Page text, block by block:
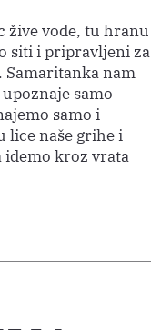
žive vode, tu hranu
siti i pripravljeni za
Samaritanka nam
samo
samo i
lice naše grihe i
idemo kroz vrata